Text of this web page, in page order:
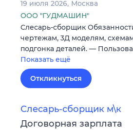
19 июля 2026 Москва
ООО "ГУДМАШИН"
Слесарь-сборщик
чертежам, 3Д моделям,
подгонка деталей. —
Показать ещё
Откликнуться
Слесарь-сборщик м\к
Договорная зарплата